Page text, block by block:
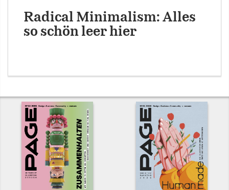
Radical Minimalism: Alles
so schön leer hier